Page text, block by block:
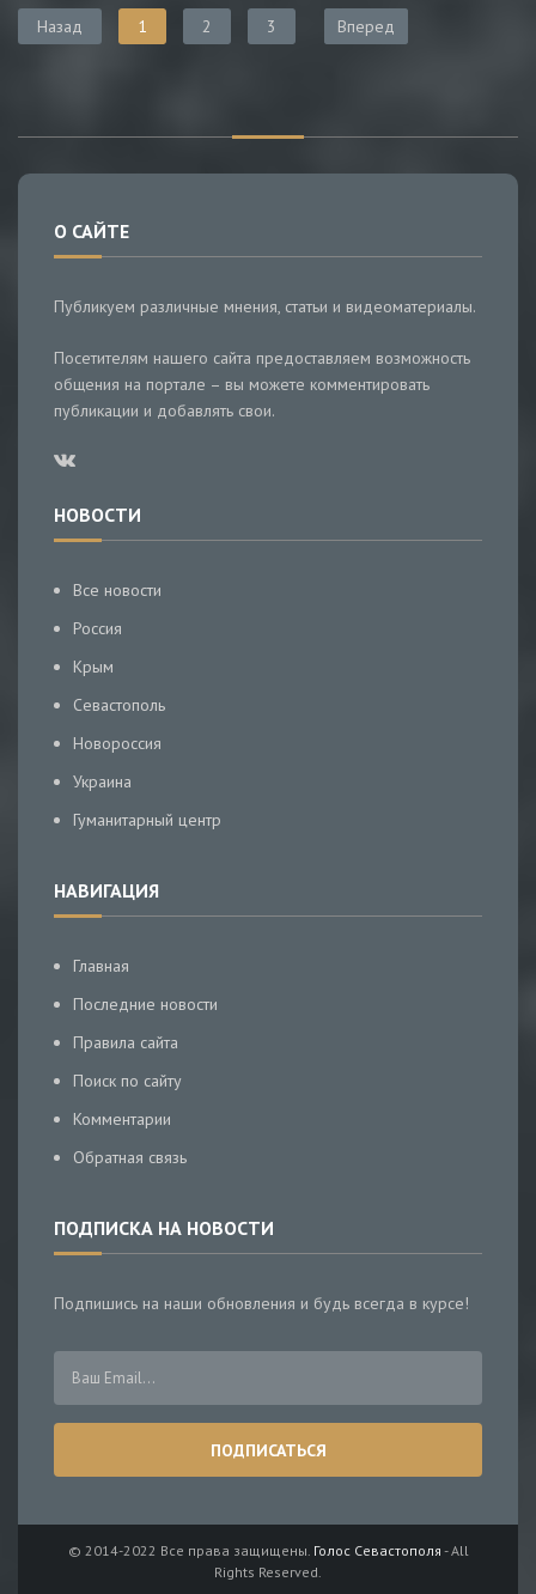
Назад 1 2 3 Вперед
О САЙТЕ
Публикуем различные мнения, статьи и видеоматериалы.
Посетителям нашего сайта предоставляем возможность
общения на портале – вы можете комментировать
публикации и добавлять свои.
НОВОСТИ
Все новости
Россия
Крым
Севастополь
Новороссия
Украина
Гуманитарный центр
НАВИГАЦИЯ
Главная
Последние новости
Правила сайта
Поиск по сайту
Комментарии
Обратная связь
ПОДПИСКА НА НОВОСТИ
Подпишись на наши обновления и будь всегда в курсе!
© 2014-2022 Все права защищены. Голос Севастополя - All
Rights Reserved.